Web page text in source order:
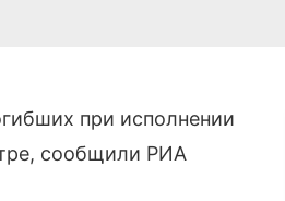
при исполнении
сообщили РИА